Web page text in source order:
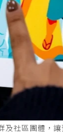
及社區團體，